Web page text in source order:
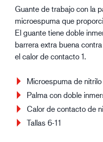
Guante de trabajo con la
microespuma que
El guante tiene doble
barrera extra buena
el calor de contacto 1.
Microespuma de nitrilo
Palma con doble
Calor de contacto de
Tallas 6-11